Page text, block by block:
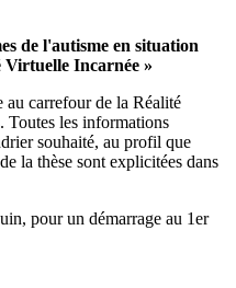
de l'autisme en situation
Virtuelle Incarnée »
carrefour de la Réalité
Toutes les informations
souhaité, au profil que
la thèse sont explicitées dans
pour un démarrage au 1er